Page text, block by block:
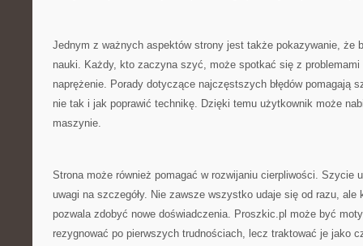
Jednym z ważnych aspektów strony jest także pokazywanie, że
nauki. Każdy, kto zaczyna szyć, może spotkać się z problemami
naprężenie. Porady dotyczące najczęstszych błędów pomagają
nie tak i jak poprawić technikę. Dzięki temu użytkownik może
maszynie.
Strona może również pomagać w rozwijaniu cierpliwości. Szycie
uwagi na szczegóły. Nie zawsze wszystko udaje się od razu, ale
pozwala zdobyć nowe doświadczenia. Proszkic.pl może być
rezygnować po pierwszych trudnościach, lecz traktować je jako